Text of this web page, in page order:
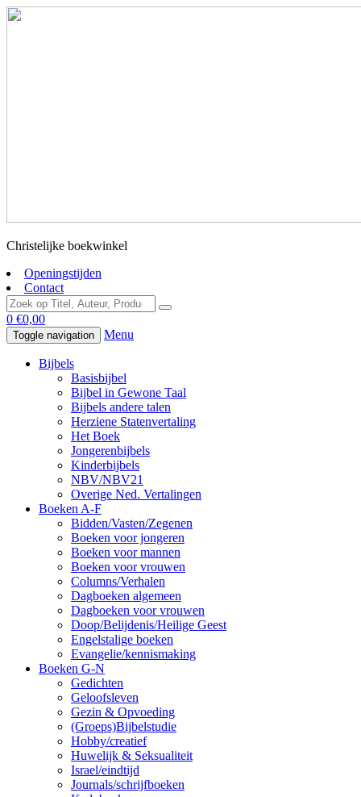
Christelijke boekwinkel
Openingstijden
Contact
0 €0,00
Toggle navigation Menu
Bijbels
Basisbijbel
Bijbel in Gewone Taal
Bijbels andere talen
Herziene Statenvertaling
Het Boek
Jongerenbijbels
Kinderbijbels
NBV/NBV21
Overige Ned. Vertalingen
Boeken A-F
Bidden/Vasten/Zegenen
Boeken voor jongeren
Boeken voor mannen
Boeken voor vrouwen
Columns/Verhalen
Dagboeken algemeen
Dagboeken voor vrouwen
Doop/Belijdenis/Heilige Geest
Engelstalige boeken
Evangelie/kennismaking
Boeken G-N
Gedichten
Geloofsleven
Gezin & Opvoeding
(Groeps)Bijbelstudie
Hobby/creatief
Huwelijk & Seksualiteit
Israel/eindtijd
Journals/schrijfboeken